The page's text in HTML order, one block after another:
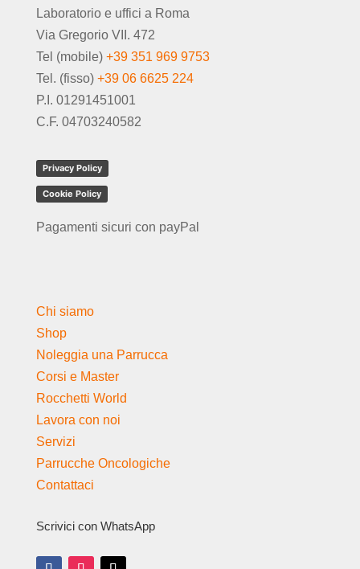
Laboratorio e uffici a Roma
Via Gregorio VII. 472
Tel (mobile) +39 351 969 9753
Tel. (fisso) +39 06 6625 224
P.I. 01291451001
C.F. 04703240582
Privacy Policy
Cookie Policy
Pagamenti sicuri con payPal
Chi siamo
Shop
Noleggia una Parrucca
Corsi e Master
Rocchetti World
Lavora con noi
Servizi
Parrucche Oncologiche
Contattaci
Scrivici con WhatsApp